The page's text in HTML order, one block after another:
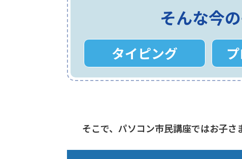
そんな今
タイピング
そこで、パソコン市民講座ではお子さ